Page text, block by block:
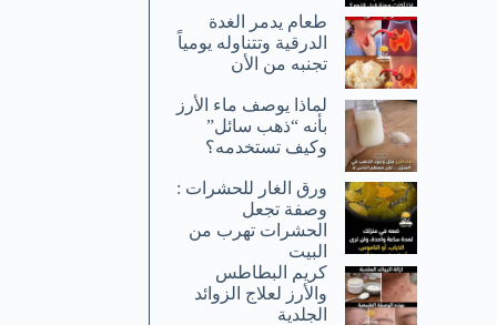
طعام يدمر الغدة
الدرقية وتتناوله يومياً
تجنبه من الأن
لماذا يوصف ماء الأرز
بأنه “ذهب سائل”
وكيف تستخدمه؟
ورق الغار للحشرات :
وصفة تجعل
الحشرات تهرب من
البيت
كريم البطاطس
والأرز لعلاج الزوائد
الجلدية